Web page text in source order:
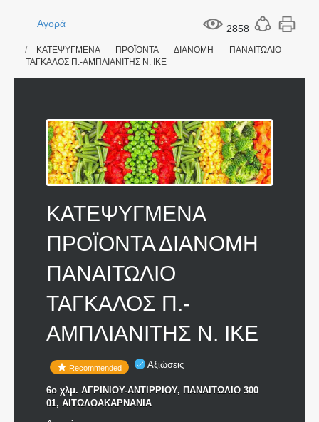
2858
Αγορά
ΚΑΤΕΨΥΓΜΕΝΑ ΠΡΟΪΟΝΤΑ ΔΙΑΝΟΜΗ ΠΑΝΑΙΤΩΛΙΟ
ΤΑΓΚΑΛΟΣ Π.-ΑΜΠΛΙΑΝΙΤΗΣ Ν. ΙΚΕ
ΚΑΤΕΨΥΓΜΕΝΑ
ΠΡΟΪΟΝΤΑ ΔΙΑΝΟΜΗ
ΠΑΝΑΙΤΩΛΙΟ
ΤΑΓΚΑΛΟΣ Π.-
ΑΜΠΛΙΑΝΙΤΗΣ Ν. ΙΚΕ
Recommended Αξιώσεις
6ο χλμ. ΑΓΡΙΝΙΟΥ-ΑΝΤΙΡΡΙΟΥ, ΠΑΝΑΙΤΩΛΙΟ 300
01, ΑΙΤΩΛΟΑΚΑΡΝΑΝΙΑ